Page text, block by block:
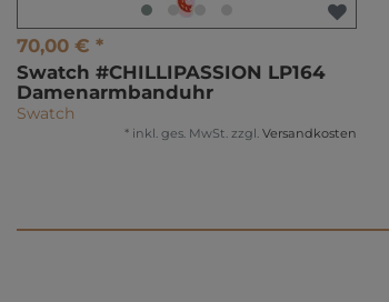
70,00 € *
Swatch #CHILLIPASSION LP164
Damenarmbanduhr
Swatch
* inkl. ges. MwSt. zzgl. Versandkosten